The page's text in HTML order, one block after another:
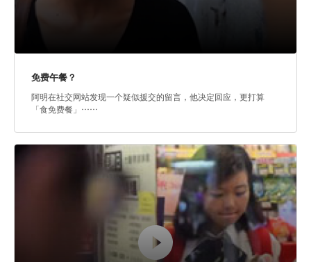
免费午餐？
阿明在社交网站发现一个疑似援交的留言，他决定回应，更打算
「食免费餐」……